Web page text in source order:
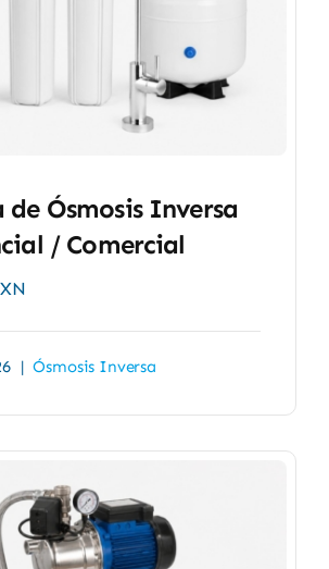
de Ósmosis Inversa
/ Comercial
| Ósmosis Inversa